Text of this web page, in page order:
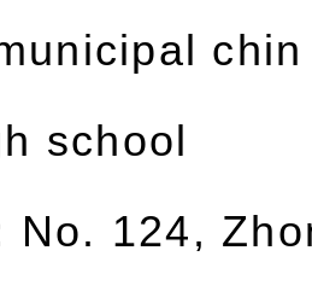
school
No. 124,